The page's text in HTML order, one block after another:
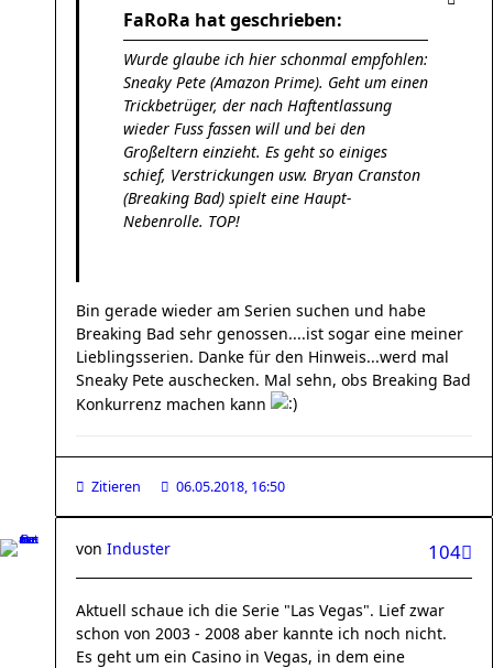
FaRoRa hat geschrieben:
Wurde glaube ich hier schonmal empfohlen:
Sneaky Pete (Amazon Prime). Geht um einen
Trickbetrüger, der nach Haftentlassung
wieder Fuss fassen will und bei den
Großeltern einzieht. Es geht so einiges
schief, Verstrickungen usw. Bryan Cranston
(Breaking Bad) spielt eine Haupt-
Nebenrolle. TOP!
Bin gerade wieder am Serien suchen und habe
Breaking Bad sehr genossen....ist sogar eine meiner
Lieblingsserien. Danke für den Hinweis...werd mal
Sneaky Pete auschecken. Mal sehn, obs Breaking Bad
Konkurrenz machen kann
Zitieren 06.05.2018, 16:50
104
von Induster
Aktuell schaue ich die Serie "Las Vegas". Lief zwar
schon von 2003 - 2008 aber kannte ich noch nicht.
Es geht um ein Casino in Vegas, in dem eine